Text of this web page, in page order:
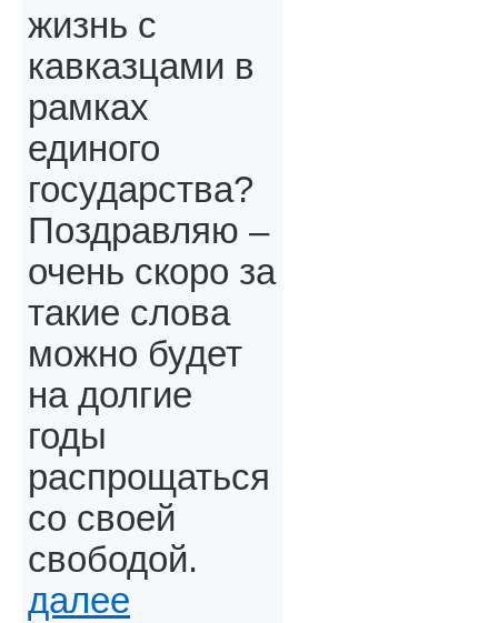
жизнь с
кавказцами в
рамках
единого
государства?
Поздравляю –
очень скоро за
такие слова
можно будет
на долгие
годы
распрощаться
со своей
свободой.
далее